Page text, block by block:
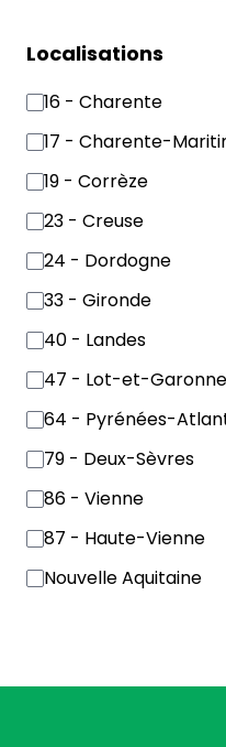
Localisations
16 - Charente
17 - Charente-
19 - Corrèze
23 - Creuse
24 - Dordogne
33 - Gironde
40 - Landes
47 - Lot-et-Garonne
64 - Pyrénées-
79 - Deux-Sèvres
86 - Vienne
87 - Haute-Vienne
Nouvelle Aquitaine